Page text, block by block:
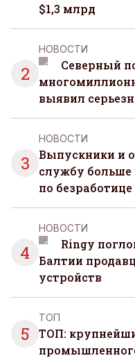
$1,3 млрд
2
НОВОСТИ
Северный
выявил
3
НОВОСТИ
Выпускники и
службу больше
по безработице
4
НОВОСТИ
Ringy
Балтии
устройств
5
ТОП
ТОП: